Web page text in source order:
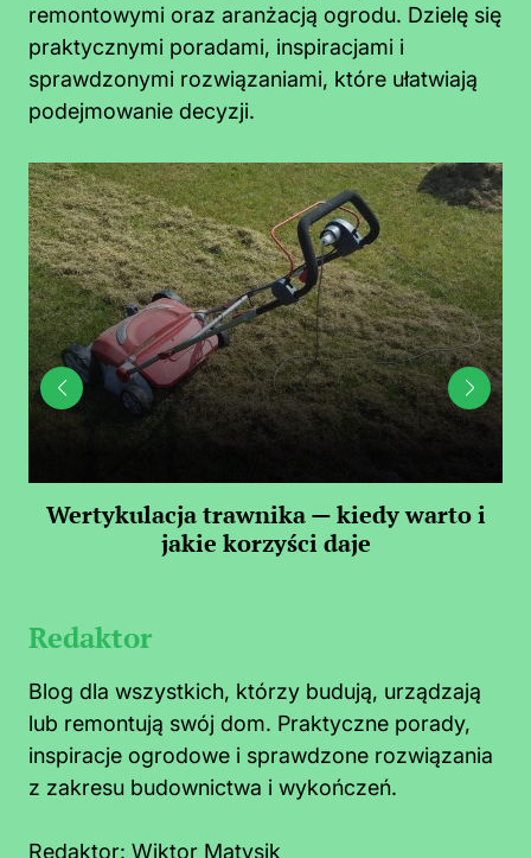
remontowymi oraz aranżacją ogrodu. Dzielę się
praktycznymi poradami, inspiracjami i
sprawdzonymi rozwiązaniami, które ułatwiają
podejmowanie decyzji.
Wertykulacja trawnika — kiedy warto i
jakie korzyści daje
Redaktor
Blog dla wszystkich, którzy budują, urządzają
lub remontują swój dom. Praktyczne porady,
inspiracje ogrodowe i sprawdzone rozwiązania
z zakresu budownictwa i wykończeń.
Redaktor: Wiktor Matysik